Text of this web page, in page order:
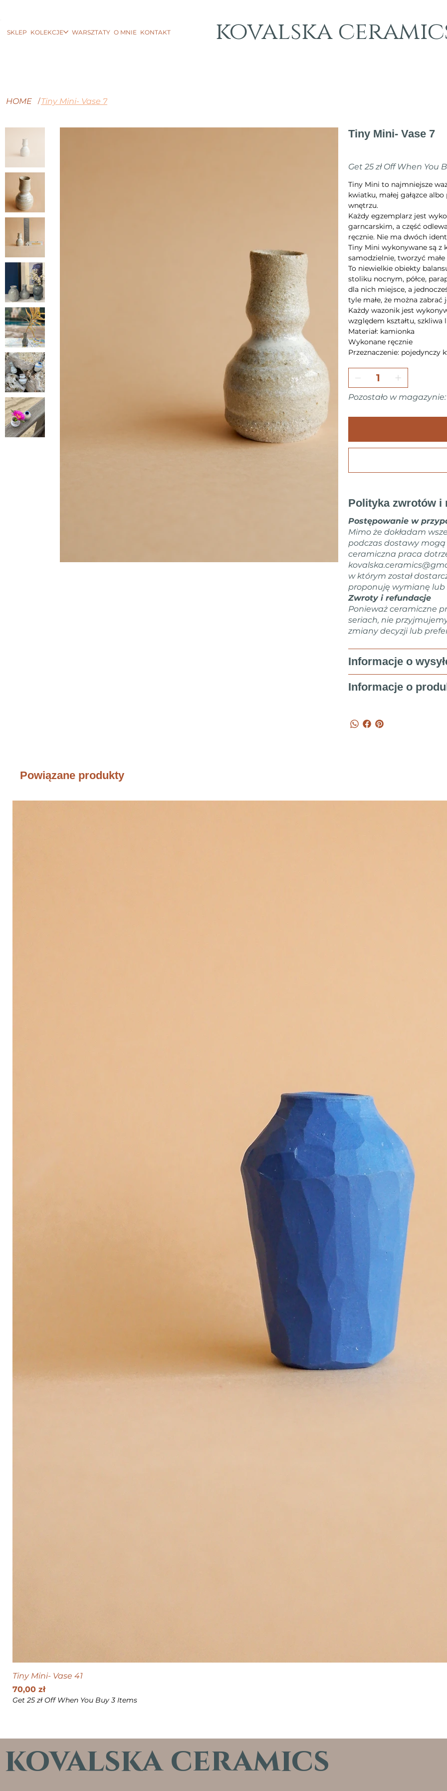
kovalska
SKLEP KOLEKCJE WARSZTATY O MNIE KONTAKT
HOME /Tiny Mini- Vase 7
Tiny Mini- Vase 7
Get 25 zł Off When You
Tiny Mini to najmniejsze
kwiatku, małej gałązce
wnętrzu.
Każdy egzemplarz jest
garncarskim, a część
ręcznie. Nie ma dwóch
Tiny Mini wykonywane są z
samodzielnie, tworzyć
To niewielkie obiekty
stoliku nocnym, półce,
dla nich miejsce, a
tyle małe, że można
Każdy wazonik jest
względem kształtu, szkliwa
Materiał: kamionka
Wykonane ręcznie
Przeznaczenie: pojedynczy
Pozostało w magazynie:
Polityka zwrotów i
Postępowanie w
Mimo że dokładam
podczas dostawy mogą
ceramiczna praca
w którym został
proponuję wymianę lub
Zwroty i refundacje
Ponieważ ceramiczne
seriach, nie
zmiany decyzji lub
Informacje o
Informacje o
Powiązane produkty
Tiny Mini- Vase 41
Cena
70,00 zł
Get 25 zł Off When You Buy 3 Items
kovalska ceramics